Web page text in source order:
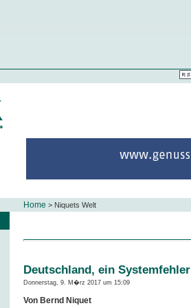
Home > Niquets Welt
Deutschland, ein Systemfehler
Donnerstag, 9. M�rz 2017 um 15:09
Von Bernd Niquet